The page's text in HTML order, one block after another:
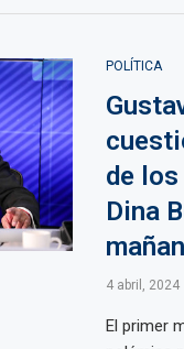
POLÍTICA
de
Dina
4 abril, 2024
El primer